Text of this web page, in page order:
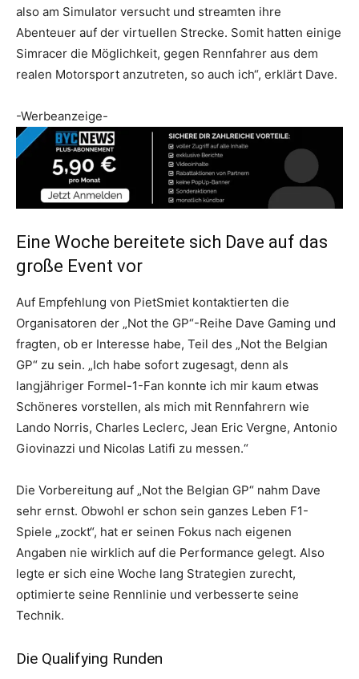
also am Simulator versucht und streamten ihre
Abenteuer auf der virtuellen Strecke. Somit hatten einige
Simracer die Möglichkeit, gegen Rennfahrer aus dem
realen Motorsport anzutreten, so auch ich“, erklärt Dave.
-Werbeanzeige-
Eine Woche bereitete sich Dave auf das
große Event vor
Auf Empfehlung von PietSmiet kontaktierten die
Organisatoren der „Not the GP“-Reihe Dave Gaming und
fragten, ob er Interesse habe, Teil des „Not the Belgian
GP“ zu sein. „Ich habe sofort zugesagt, denn als
langjähriger Formel-1-Fan konnte ich mir kaum etwas
Schöneres vorstellen, als mich mit Rennfahrern wie
Lando Norris, Charles Leclerc, Jean Eric Vergne, Antonio
Giovinazzi und Nicolas Latifi zu messen.“
Die Vorbereitung auf „Not the Belgian GP“ nahm Dave
sehr ernst. Obwohl er schon sein ganzes Leben F1-
Spiele „zockt“, hat er seinen Fokus nach eigenen
Angaben nie wirklich auf die Performance gelegt. Also
legte er sich eine Woche lang Strategien zurecht,
optimierte seine Rennlinie und verbesserte seine
Technik.
Die Qualifying Runden